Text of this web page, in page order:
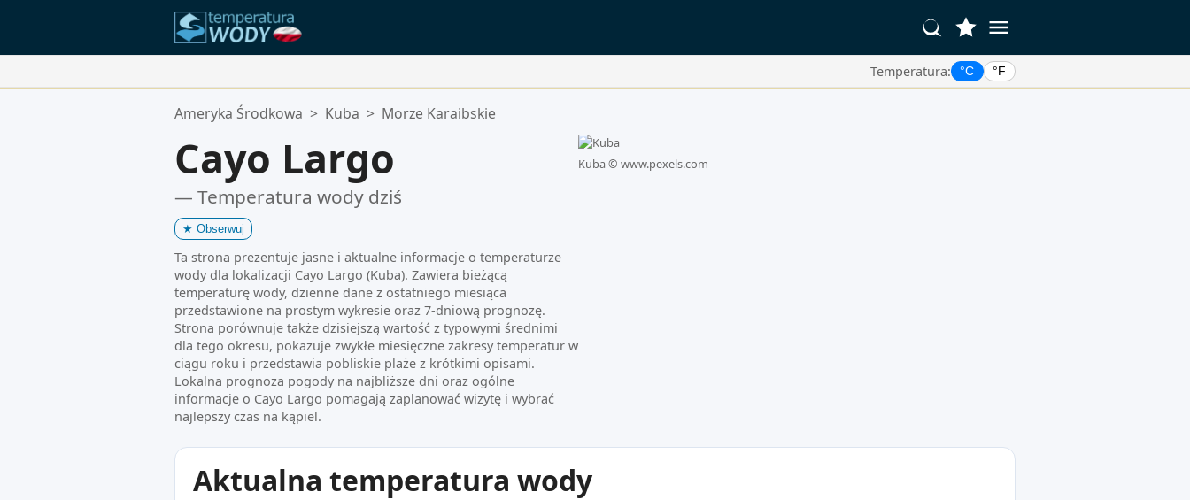
Temperatura: °C °F
Twoje Ulubione Lokalizacje:
Ameryka Środkowa > Kuba > Morze Karaibskie
Cayo Largo
— Temperatura wody dziś
★ Obserwuj
Ta strona prezentuje jasne i aktualne informacje o temperaturze
wody dla lokalizacji Cayo Largo (Kuba). Zawiera bieżącą
temperaturę wody, dzienne dane z ostatniego miesiąca
przedstawione na prostym wykresie oraz 7-dniową prognozę.
Strona porównuje także dzisiejszą wartość z typowymi średnimi
dla tego okresu, pokazuje zwykłe miesięczne zakresy temperatur w
ciągu roku i przedstawia pobliskie plaże z krótkimi opisami.
Lokalna prognoza pogody na najbliższe dni oraz ogólne
informacje o Cayo Largo pomagają zaplanować wizytę i wybrać
najlepszy czas na kąpiel.
Kuba © www.pexels.com
Aktualna temperatura wody